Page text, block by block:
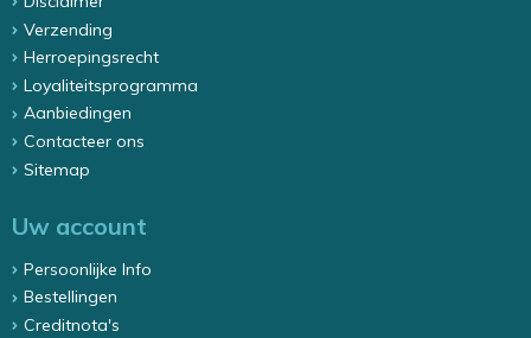
Verzending
Herroepingsrecht
Loyaliteitsprogramma
Aanbiedingen
Contacteer ons
Sitemap
Uw account
Persoonlijke Info
Bestellingen
Creditnota's